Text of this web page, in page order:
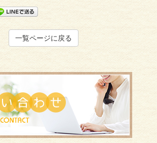
一覧ページに戻る